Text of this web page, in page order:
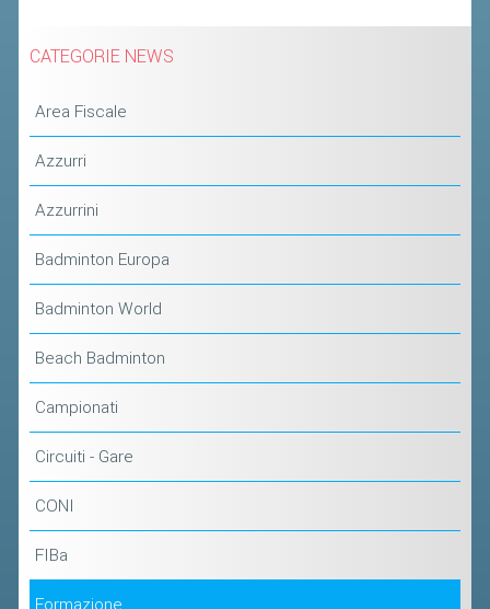
CATEGORIE NEWS
Area Fiscale
Azzurri
Azzurrini
Badminton Europa
Badminton World
Beach Badminton
Campionati
Circuiti - Gare
CONI
FIBa
PARA BADMINTON
TESSERAMENTO
CLASSIFICHE 2016-2023